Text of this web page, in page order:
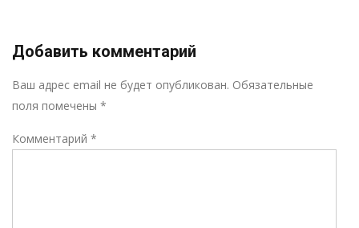
Добавить комментарий
Ваш адрес email не будет опубликован. Обязательные
поля помечены *
Комментарий *